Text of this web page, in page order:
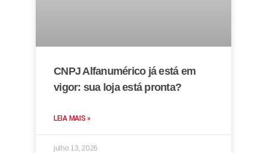
CNPJ Alfanumérico já está em
vigor: sua loja está pronta?
LEIA MAIS »
julho 13, 2026